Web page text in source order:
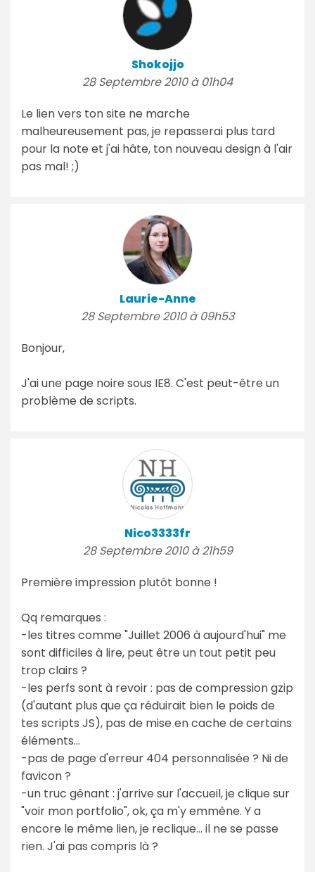
Shokojjo
28 Septembre 2010 à 01h04
Le lien vers ton site ne marche
malheureusement pas, je repasserai plus tard
pour la note et j'ai hâte, ton nouveau design à l'air
pas mal! ;)
Laurie-Anne
28 Septembre 2010 à 09h53
Bonjour,
J'ai une page noire sous IE8. C'est peut-être un
problème de scripts.
Nico3333fr
28 Septembre 2010 à 21h59
Première impression plutôt bonne !
Qq remarques :
-les titres comme "Juillet 2006 à aujourd'hui" me
sont difficiles à lire, peut être un tout petit peu
trop clairs ?
-les perfs sont à revoir : pas de compression gzip
(d'autant plus que ça réduirait bien le poids de
tes scripts JS), pas de mise en cache de certains
éléments...
-pas de page d'erreur 404 personnalisée ? Ni de
favicon ?
-un truc gênant : j'arrive sur l'accueil, je clique sur
"voir mon portfolio", ok, ça m'y emmène. Y a
encore le même lien, je reclique... il ne se passe
rien. J'ai pas compris là ?